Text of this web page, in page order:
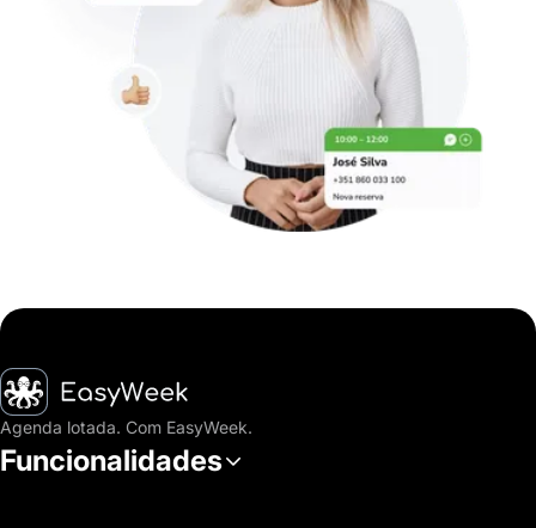
Página inicial
Agenda lotada. Com EasyWeek.
Funcionalidades